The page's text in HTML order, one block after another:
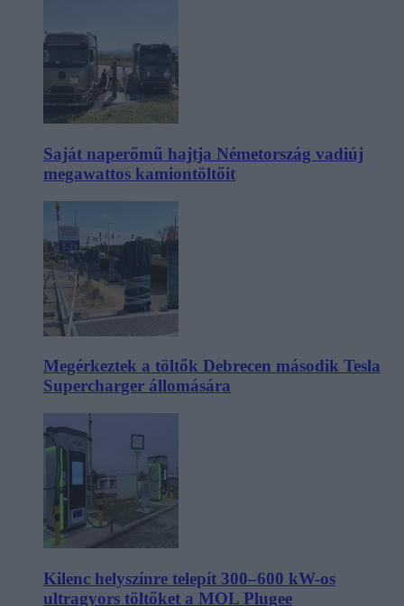
Saját naperőmű hajtja Németország vadiúj
megawattos kamiontöltőit
Megérkeztek a töltők Debrecen második Tesla
Supercharger állomására
Kilenc helyszínre telepít 300–600 kW-os
ultragyors töltőket a MOL Plugee